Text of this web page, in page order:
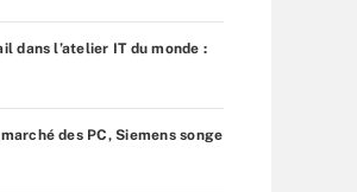
dans l’atelier IT du monde :
des PC, Siemens songe